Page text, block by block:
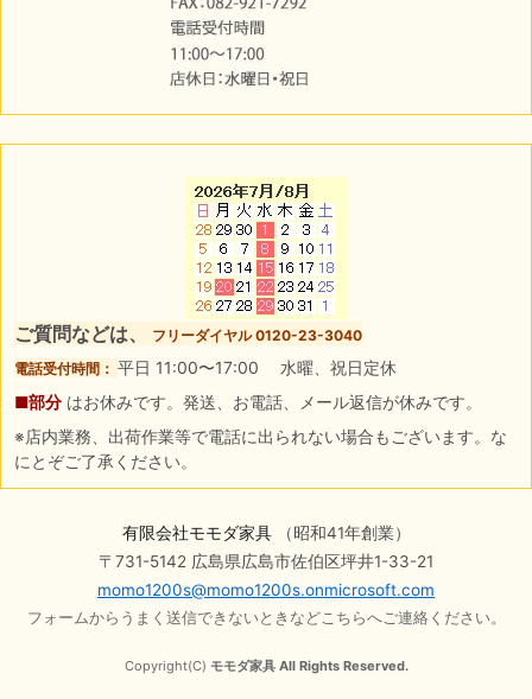
ご質問などは、
フリーダイヤル 0120-23-3040
電話受付時間： 平日 11:00〜17:00 水曜、祝日定休
■部分 はお休みです。発送、お電話、メール返信が休みです。
※店内業務、出荷作業等で電話に出られない場合もございます。な
にとぞご了承ください。
有限会社モモダ家具（昭和41年創業）
〒731-5142 広島県広島市佐伯区坪井1-33-21
momo1200s@momo1200s.onmicrosoft.com
フォームからうまく送信できないときなどこちらへご連絡ください。
Copyright(C) モモダ家具 All Rights Reserved.